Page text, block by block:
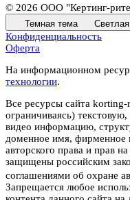
© 2026 ООО "Кертинг-
Темная тема
Конфиденциальность
Оферта
На информационном
технологии.
Все ресурсы сайта
ограничиваясь)
видео информацию,
доменное имя, фирменное
авторского права и прав
защищены российским
соглашениями об охране
Запрещается любое